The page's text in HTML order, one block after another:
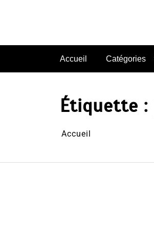
Accueil Catégories
Étiquette :
Accueil